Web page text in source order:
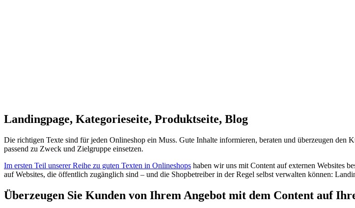
Landingpage, Kategorieseite, Produktseite, Blog
Die richtigen Texte sind für jeden Onlineshop ein Muss. Gute Inhalte informieren, beraten und überzeugen
passend zu Zweck und Zielgruppe einsetzen.
Im ersten Teil unserer Reihe zu guten Texten in Onlineshops haben wir uns mit Content auf externen Websites
auf Websites, die öffentlich zugänglich sind – und die Shopbetreiber in der Regel selbst verwalten können:
Überzeugen Sie Kunden von Ihrem Angebot mit dem Content auf